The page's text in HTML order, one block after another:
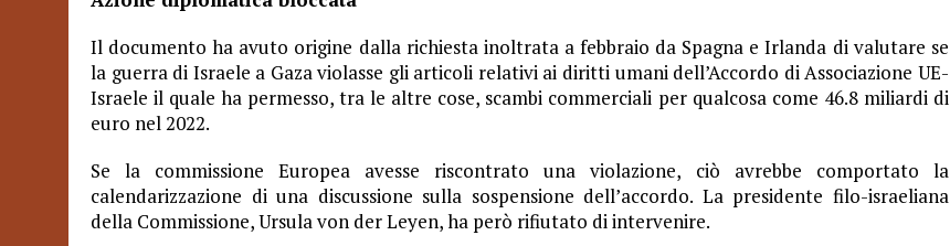
Il documento ha avuto origine dalla richiesta inoltrata a febbraio da Spagna e Irlanda di valutare se
la guerra di Israele a Gaza violasse gli articoli relativi ai diritti umani dell’Accordo di Associazione UE-
Israele il quale ha permesso, tra le altre cose, scambi commerciali per qualcosa come 46.8 miliardi di
euro nel 2022.
Se la commissione Europea avesse riscontrato una violazione, ciò avrebbe comportato la
calendarizzazione di una discussione sulla sospensione dell’accordo. La presidente filo-israeliana
della Commissione, Ursula von der Leyen, ha però rifiutato di intervenire.